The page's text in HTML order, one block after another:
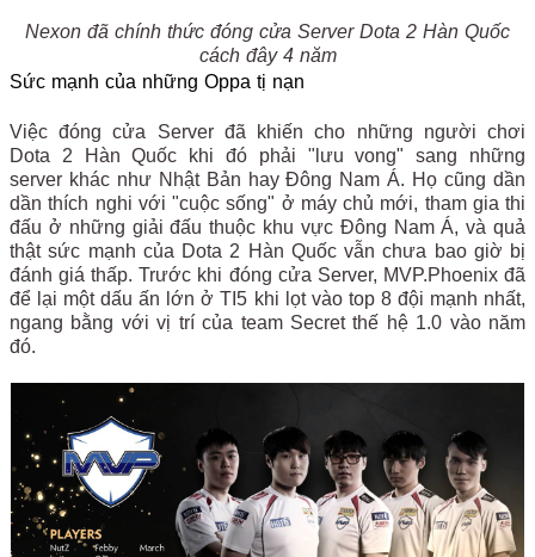
Nexon đã chính thức đóng cửa Server Dota 2 Hàn Quốc
cách đây 4 năm
Sức mạnh của những Oppa tị nạn
Việc đóng cửa Server đã khiến cho những người chơi
Dota 2 Hàn Quốc khi đó phải "lưu vong" sang những
server khác như Nhật Bản hay Đông Nam Á. Họ cũng dần
dần thích nghi với "cuộc sống" ở máy chủ mới, tham gia thi
đấu ở những giải đấu thuộc khu vực Đông Nam Á, và quả
thật sức mạnh của Dota 2 Hàn Quốc vẫn chưa bao giờ bị
đánh giá thấp. Trước khi đóng cửa Server, MVP.Phoenix đã
để lại một dấu ấn lớn ở TI5 khi lọt vào top 8 đội mạnh nhất,
ngang bằng với vị trí của team Secret thế hệ 1.0 vào năm
đó.